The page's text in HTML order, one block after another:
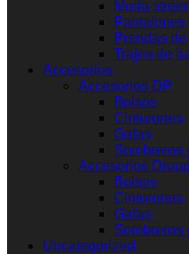
Moda
Prendas
Trajes de
Accesorios
Accesorios DP
Bolsos
Cinturones
Gafas
Sombreros
Accesorios
Bolsos
Cinturones
Gafas
Sombreros
Uncategorized